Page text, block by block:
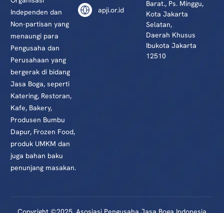
Independen dan
Non-partisan yang
menaungi para
Pengusaha dan
Perusahaan yang
bergerak di bidang
Jasa Boga, seperti
Katering, Restoran,
Kafe, Bakery,
Produsen Bumbu
Dapur, Frozen Food,
produk UMKM dan
juga bahan baku
penunjang masakan.
apji.or.id
Barat., Ps. Minggu,
Kota Jakarta
Selatan,
Daerah Khusus
Ibukota Jakarta
12510
Daftar Anggota